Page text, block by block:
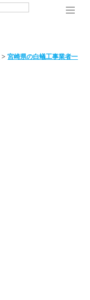
>宮崎県の白蟻工事業者一